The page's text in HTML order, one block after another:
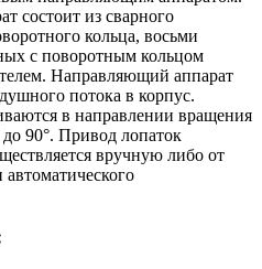
состоит из сварного
кольца, восьми
с поворотным кольцом
Направляющий аппарат
потока в корпус.
в направлении вращения
до 90°. Привод лопаток
вручную либо от